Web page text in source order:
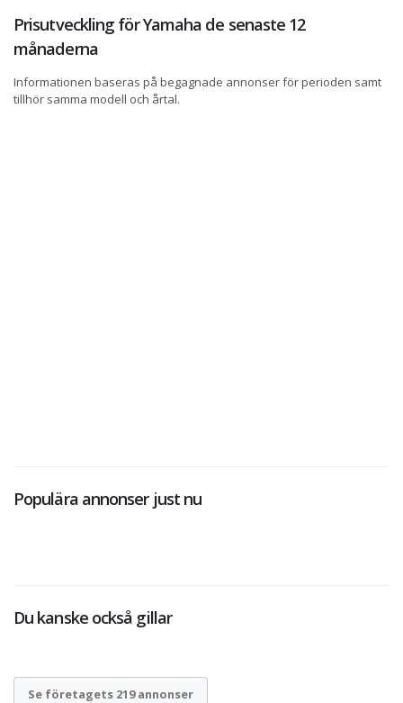
Prisutveckling för Yamaha de senaste 12
månaderna
Informationen baseras på begagnade annonser för perioden samt
tillhör samma modell och årtal.
Populära annonser just nu
Du kanske också gillar
Se företagets 219 annonser